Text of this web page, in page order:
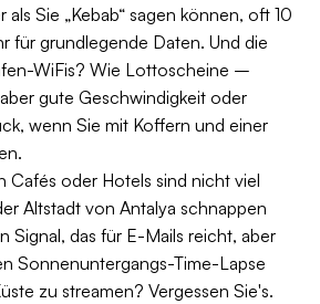
als Sie „Kebab“ sagen können, oft 10
für grundlegende Daten. Und die
WiFis? Wie Lottoscheine –
gute Geschwindigkeit oder
wenn Sie mit Koffern und einer
Cafés oder Hotels sind nicht viel
Altstadt von Antalya schnappen
Signal, das für E-Mails reicht, aber
Sonnenuntergangs-Time-Lapse
zu streamen? Vergessen Sie's.